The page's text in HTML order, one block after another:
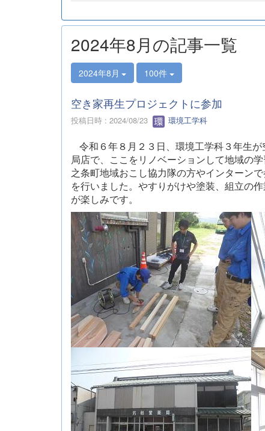
2024年8月の記事一覧
2024年8月 100件
空き家再生プロジェクトに参加
投稿日時 : 2024/08/23 環境工学科
令和６年８月２３日、環境工学科３年生
局店で、ここをリノベーションして地域の
之条町地域おこし協力隊の方やインターン
を行いました。やすりがけや塗装、組立の
が楽しみです。